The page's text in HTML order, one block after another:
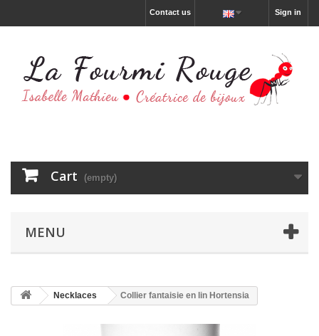
Sign in
Contact us
Cart (empty)
MENU
Necklaces Collier fantaisie en lin Hortensia